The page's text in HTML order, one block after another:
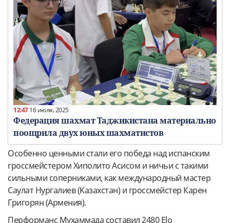
12:4716 июля, 2025
Федерация шахмат Таджикистана материально
поощрила двух юных шахматистов
Особенно ценными стали его победа над испанским
гроссмейстером Хиполито Асисом и ничьи с такими
сильными соперниками, как международный мастер
Саулат Нургалиев (Казахстан) и гроссмейстер Карен
Григорян (Армения).
Перформанс Мухаммада составил 2480 Elo